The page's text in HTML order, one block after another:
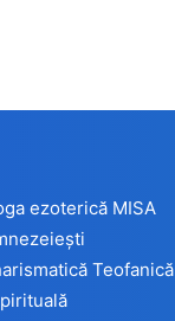
ezoterică MISA
Teofanică